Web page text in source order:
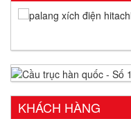
KHÁCH HÀNG